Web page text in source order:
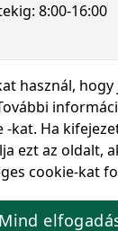
használ,
-kat. Ha
ezt az oldalt,
cookie-kat
Mind
8:00-16:00
4002
péntek